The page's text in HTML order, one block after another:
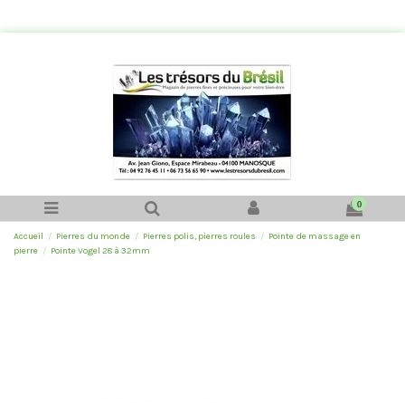
0
Accueil Pierres du monde Pierres polis, pierres roules
Pointe de massage en
pierre
Pointe Vogel 28 à 32mm